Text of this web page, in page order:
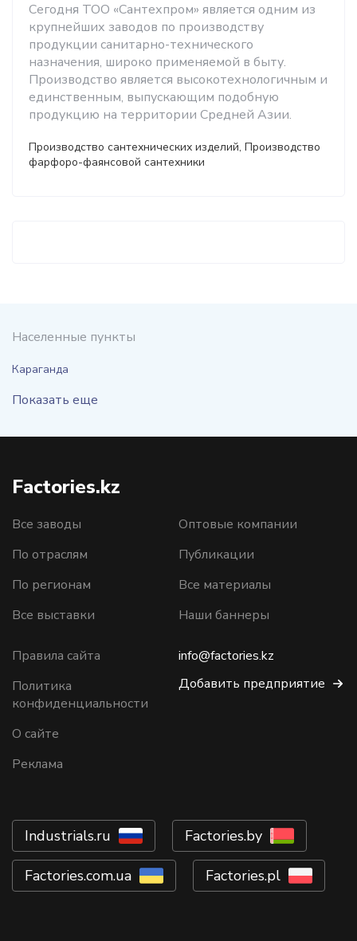
Сегодня ТОО «Сантехпром» является одним из
крупнейших заводов по производству
продукции санитарно-технического
назначения, широко применяемой в быту.
Производство является высокотехнологичным и
единственным, выпускающим подобную
продукцию на территории Средней Азии.
Производство сантехнических изделий, Производство
фарфоро-фаянсовой сантехники
Населенные пункты
Караганда
Показать еще
Factories.kz
Все заводы
По отраслям
По регионам
Все выставки
Оптовые компании
Публикации
Все материалы
Наши баннеры
Правила сайта
Политика
конфиденциальности
О сайте
Реклама
info@factories.kz
Добавить предприятие
Industrials.ru Factories.by
Factories.com.ua Factories.pl